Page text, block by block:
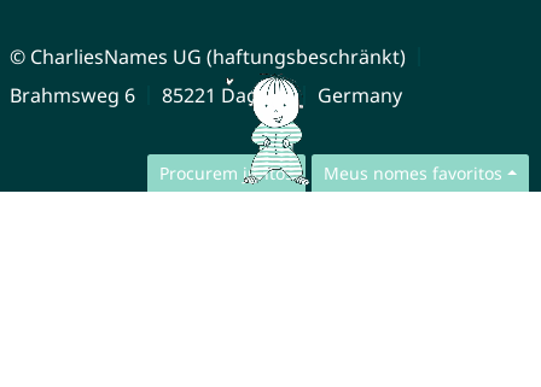
Procurem juntos Meus nomes favoritos
© CharliesNames UG (haftungsbeschränkt)
Brahmsweg 6
85221 Dachau Germany